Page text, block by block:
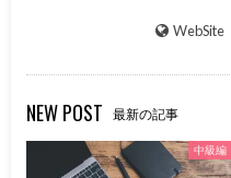
WebSite
NEW POST 最新の記事
中級編